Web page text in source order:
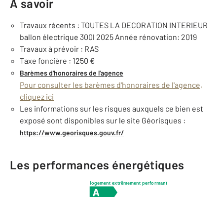
À savoir
Travaux récents : TOUTES LA DECORATION INTERIEUR
ballon électrique 300l 2025 Année rénovation: 2019
Travaux à prévoir : RAS
Taxe foncière : 1250 €
Barèmes d'honoraires de l'agence
Pour consulter les barèmes d'honoraires de l'agence,
cliquez ici
Les informations sur les risques auxquels ce bien est
exposé sont disponibles sur le site Géorisques :
https://www.georisques.gouv.fr/
Les performances énergétiques
logement extrêmement performant